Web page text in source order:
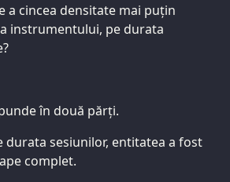
a cincea densitate mai puțin
instrumentului, pe durata
în două părți.
durata sesiunilor, entitatea a fost
complet.